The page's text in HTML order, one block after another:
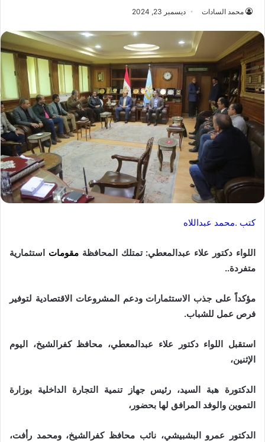
محمد السادات ديسمبر 23, 2024
كتب .محمد عبداللاه
اللواء دكتور علاء عبدالمعطي: تمتلك المحافظةمقومات استثمارية
متفردة..
مؤكداً على جذب الاستثمارات ودعم المشروعات الاقتصادية لتوفير
فرص عمل للشباب.
استقبل اللواء دكتور علاء عبدالمعطي، محافظ كفرالشيخ، اليوم
الإثنين،
الدكتورة هبة السيد، رئيس جهاز تنمية التجارة الداخلية بوزارة
التموين والوفد المرافق لها بحضور،
الدكتور عمرو البشبيشي، نائب محافظ كفرالشيخ، ومحمد رأفت،